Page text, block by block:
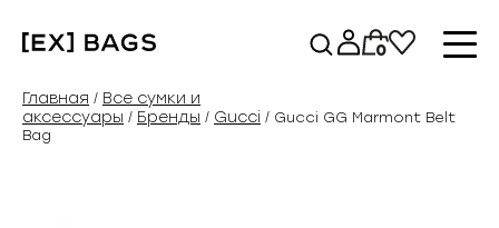
содержимому
0
Главная / Все сумки и
аксессуары / Бренды / Gucci / Gucci GG Marmont Belt
Bag